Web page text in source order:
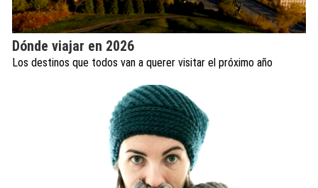
Dónde viajar en 2026
Los destinos que todos van a querer visitar el próximo año